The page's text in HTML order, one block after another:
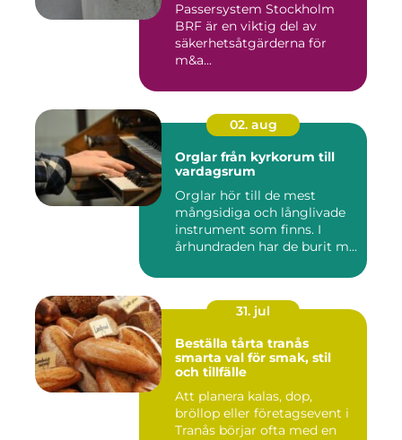
Passersystem Stockholm
BRF är en viktig del av
säkerhetsåtgärderna för
m&a...
02. aug
Orglar från kyrkorum till
vardagsrum
Orglar hör till de mest
mångsidiga och långlivade
instrument som finns. I
århundraden har de burit m...
31. jul
Beställa tårta tranås
smarta val för smak, stil
och tillfälle
Att planera kalas, dop,
bröllop eller företagsevent i
Tranås börjar ofta med en